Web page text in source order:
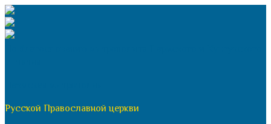
Перейти
к
содержимому
Русской Православной церкви